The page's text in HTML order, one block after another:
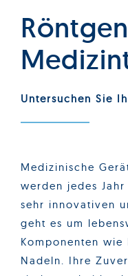
Untersuchen Sie
Medizinische
werden jedes
sehr innovativen
geht es um
Komponenten
Nadeln. Ihre